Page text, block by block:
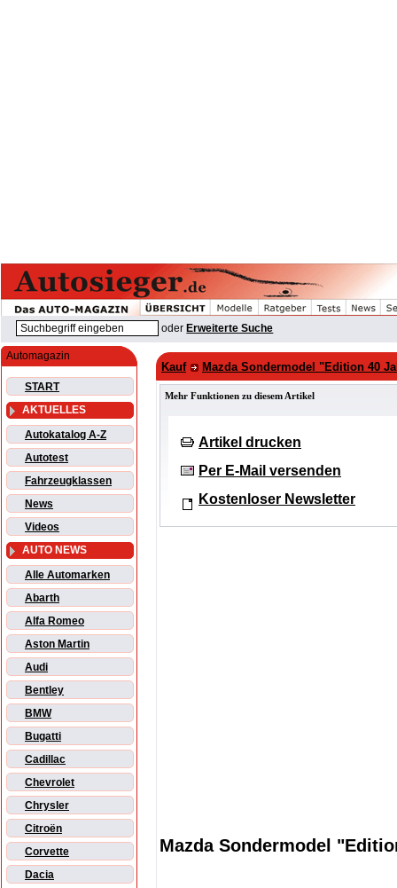
oder Erweiterte Suche
Automagazin
START
AKTUELLES
Autokatalog A-Z
Autotest
Fahrzeugklassen
News
Videos
AUTO NEWS
Alle Automarken
Abarth
Alfa Romeo
Aston Martin
Audi
Bentley
BMW
Bugatti
Cadillac
Chevrolet
Chrysler
Citroën
Corvette
Dacia
Kauf Mazda Sondermodel "Edition 40
Mehr Funktionen zu diesem Artikel
Artikel drucken
Per E-Mail versenden
Kostenloser Newsletter
Mazda Sondermodel